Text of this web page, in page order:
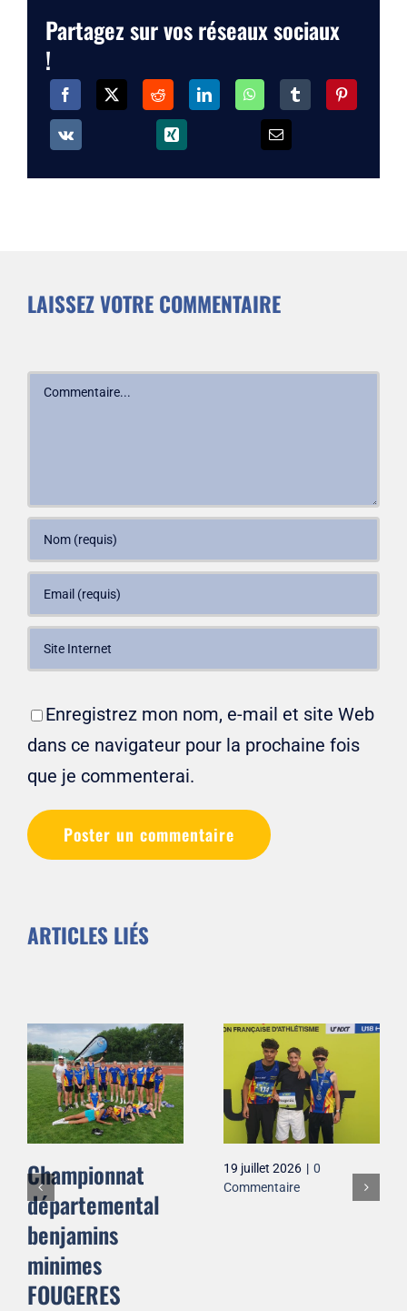
Partagez sur vos réseaux sociaux
!
LAISSEZ VOTRE COMMENTAIRE
Commentaire
Enregistrez mon nom, e-mail et site Web
dans ce navigateur pour la prochaine fois
que je commenterai.
ARTICLES LIÉS
Championnat
départemental
benjamins
minimes
FOUGERES
19 juillet 2026 | 0
Commentaire